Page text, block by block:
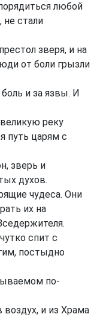
любой
не стали
зверя, и на
от боли грызли
и за язвы. И
реку
путь царям с
зверь и
духов.
чудеса. Они
их на
спит с
постыдно
по-
и из Храма